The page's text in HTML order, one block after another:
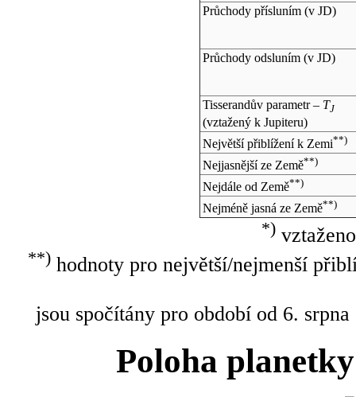
Průchody přísluním (vJD)
Průchody odsluním (vJD)
Tisserandův parametr – TJ
(vztažený k Jupiteru)
Největší přiblížení k Zemi**)
Nejjasnější ze Země**)
Nejdále od Země**)
Nejméně jasná ze Země**)
*)
**)hodnoty pro největší/nejmenší
jsou spočítány pro období od 6.
Poloha